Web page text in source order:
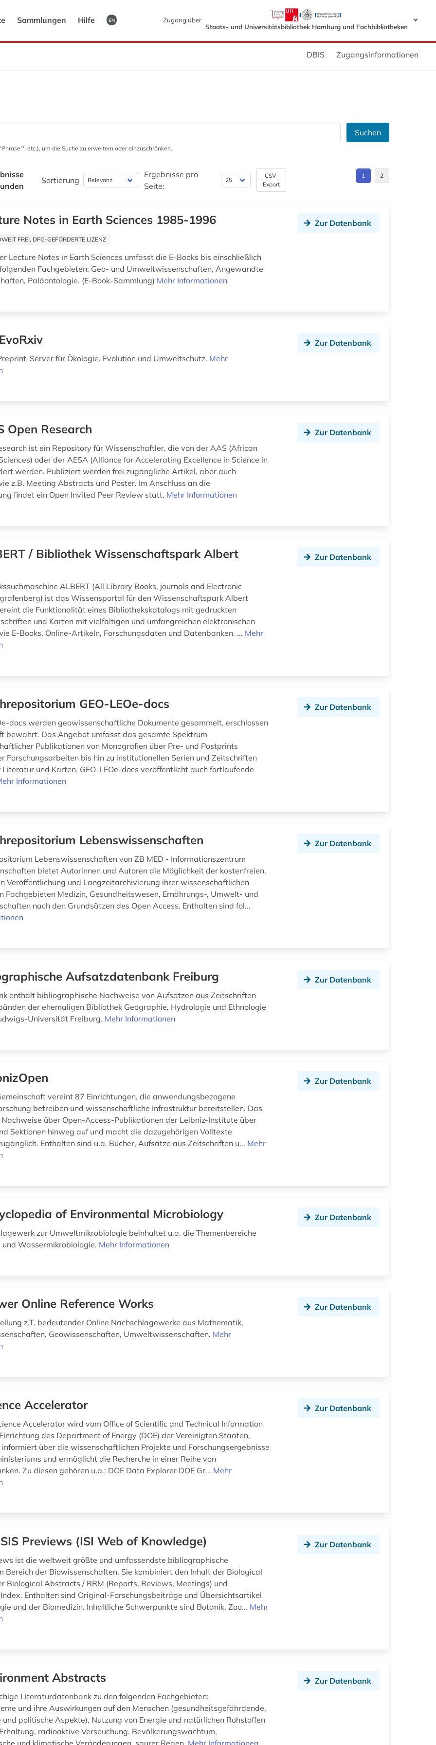
Sammlungen Hilfe EN
Zugang über
Staats- und Universitätsbibliothek Hamburg und Fachbibliotheken
DBIS Zugangsinformationen
Suchen
etc.), um die Suche zu erweitern oder einzuschränken.
Sortierung
Ergebnisse pro
Seite:
CSV-
Export
1 2
Notes in Earth Sciences 1985-1996
FREI, DFG-GEFÖRDERTE LIZENZ
Lecture Notes in Earth Sciences umfasst die E-Books bis einschließlich
Fachgebieten: Geo- und Umweltwissenschaften, Angewandte
Paläontologie. (E-Book-Sammlung) Mehr Informationen
Zur Datenbank
Server für Ökologie, Evolution und Umweltschutz. Mehr
Zur Datenbank
Open Research
ist ein Repository für Wissenschaftler, die von der AAS (African
oder der AESA (Alliance for Accelerating Excellence in Science in
werden. Publiziert werden frei zugängliche Artikel, aber auch
z.B. Meeting Abstracts und Poster. Im Anschluss an die
findet ein Open Invited Peer Review statt. Mehr Informationen
Zur Datenbank
/ Bibliothek Wissenschaftspark Albert
ALBERT (All Library Books, journals and Electronic
ist das Wissensportal für den Wissenschaftspark Albert
die Funktionalität eines Bibliothekskatalogs mit gedruckten
und Karten mit vielfältigen und umfangreichen elektronischen
E-Books, Online-Artikeln, Forschungsdaten und Datenbanken. ... Mehr
Zur Datenbank
GEO-LEOe-docs
docs werden geowissenschaftliche Dokumente gesammelt, erschlossen
bewahrt. Das Angebot umfasst das gesamte Spektrum
Publikationen von Monografien über Pre- und Postprints
Forschungsarbeiten bis hin zu institutionellen Serien und Zeitschriften
und Karten. GEO-LEOe-docs veröffentlicht auch fortlaufende
Informationen
Zur Datenbank
Lebenswissenschaften
Lebenswissenschaften von ZB MED - Informationszentrum
bietet Autorinnen und Autoren die Möglichkeit der kostenfreien,
Veröffentlichung und Langzeitarchivierung ihrer wissenschaftlichen
Fachgebieten Medizin, Gesundheitswesen, Ernährungs-, Umwelt- und
nach den Grundsätzen des Open Access. Enthalten sind fol...
Zur Datenbank
Aufsatzdatenbank Freiburg
enthält bibliographische Nachweise von Aufsätzen aus Zeitschriften
der ehemaligen Bibliothek Geographie, Hydrologie und Ethnologie
Universität Freiburg. Mehr Informationen
Zur Datenbank
vereint 87 Einrichtungen, die anwendungsbezogene
betreiben und wissenschaftliche Infrastruktur bereitstellen. Das
über Open-Access-Publikationen der Leibniz-Institute über
Sektionen hinweg auf und macht die dazugehörigen Volltexte
Enthalten sind u.a. Bücher, Aufsätze aus Zeitschriften u... Mehr
Zur Datenbank
of Environmental Microbiology
zur Umweltmikrobiologie beinhaltet u.a. die Themenbereiche
Wassermikrobiologie. Mehr Informationen
Zur Datenbank
Online Reference Works
z.T. bedeutender Online Nachschlagewerke aus Mathematik,
Geowissenschaften, Umweltwissenschaften. Mehr
Zur Datenbank
Accelerator
Accelerator wird vom Office of Scientific and Technical Information
des Department of Energy (DOE) der Vereinigten Staaten,
informiert über die wissenschaftlichen Projekte und Forschungsergebnisse
und ermöglicht die Recherche in einer Reihe von
Zu diesen gehören u.a.: DOE Data Explorer DOE Gr... Mehr
Zur Datenbank
Previews (ISI Web of Knowledge)
ist die weltweit größte und umfassendste bibliographische
Bereich der Biowissenschaften. Sie kombiniert den Inhalt der Biological
Biological Abstracts / RRM (Reports, Reviews, Meetings) und
Enthalten sind Original-Forschungsbeiträge und Übersichtsartikel
und der Biomedizin. Inhaltliche Schwerpunkte sind Botanik, Zoo... Mehr
Zur Datenbank
Abstracts
Literaturdatenbank zu den folgenden Fachgebieten:
und ihre Auswirkungen auf den Menschen (gesundheitsgefährdende,
und politische Aspekte), Nutzung von Energie und natürlichen Rohstoffen
radioaktive Verseuchung, Bevölkerungswachtum,
Zur Datenbank